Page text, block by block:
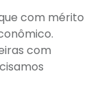
com mérito
com